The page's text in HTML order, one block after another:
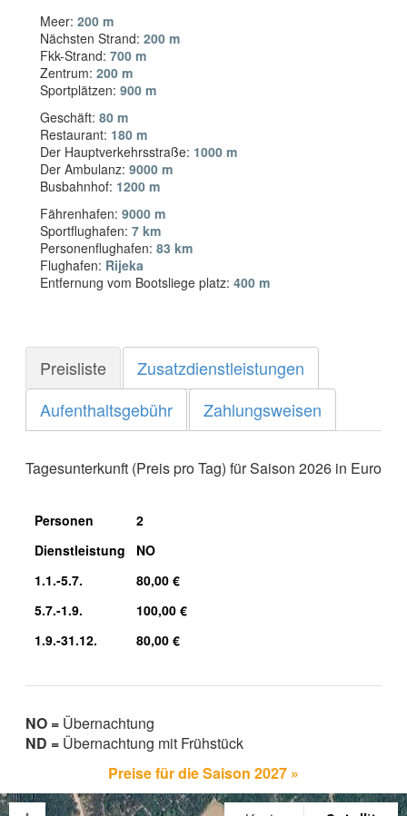
Meer: 200 m
Nächsten Strand: 200 m
Fkk-Strand: 700 m
Zentrum: 200 m
Sportplätzen: 900 m
Geschäft: 80 m
Restaurant: 180 m
Der Hauptverkehrsstraße: 1000 m
Der Ambulanz: 9000 m
Busbahnhof: 1200 m
Fährenhafen: 9000 m
Sportflughafen: 7 km
Personenflughafen: 83 km
Flughafen: Rijeka
Entfernung vom Bootsliege platz: 400 m
Preisliste
Zusatzdienstleistungen
Aufenthaltsgebühr
Zahlungsweisen
Tagesunterkunft (Preis pro Tag) für Saison 2026 in Euro
Personen
2
Dienstleistung
NO
1.1.-5.7.
80,00 €
5.7.-1.9.
100,00 €
1.9.-31.12.
80,00 €
NO = Übernachtung
ND = Übernachtung mit Frühstück
Preise für die Saison 2027 »